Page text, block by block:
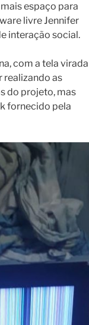
espaço para
livre Jennifer
interação social.
com a tela virada
realizando as
do projeto, mas
fornecido pela